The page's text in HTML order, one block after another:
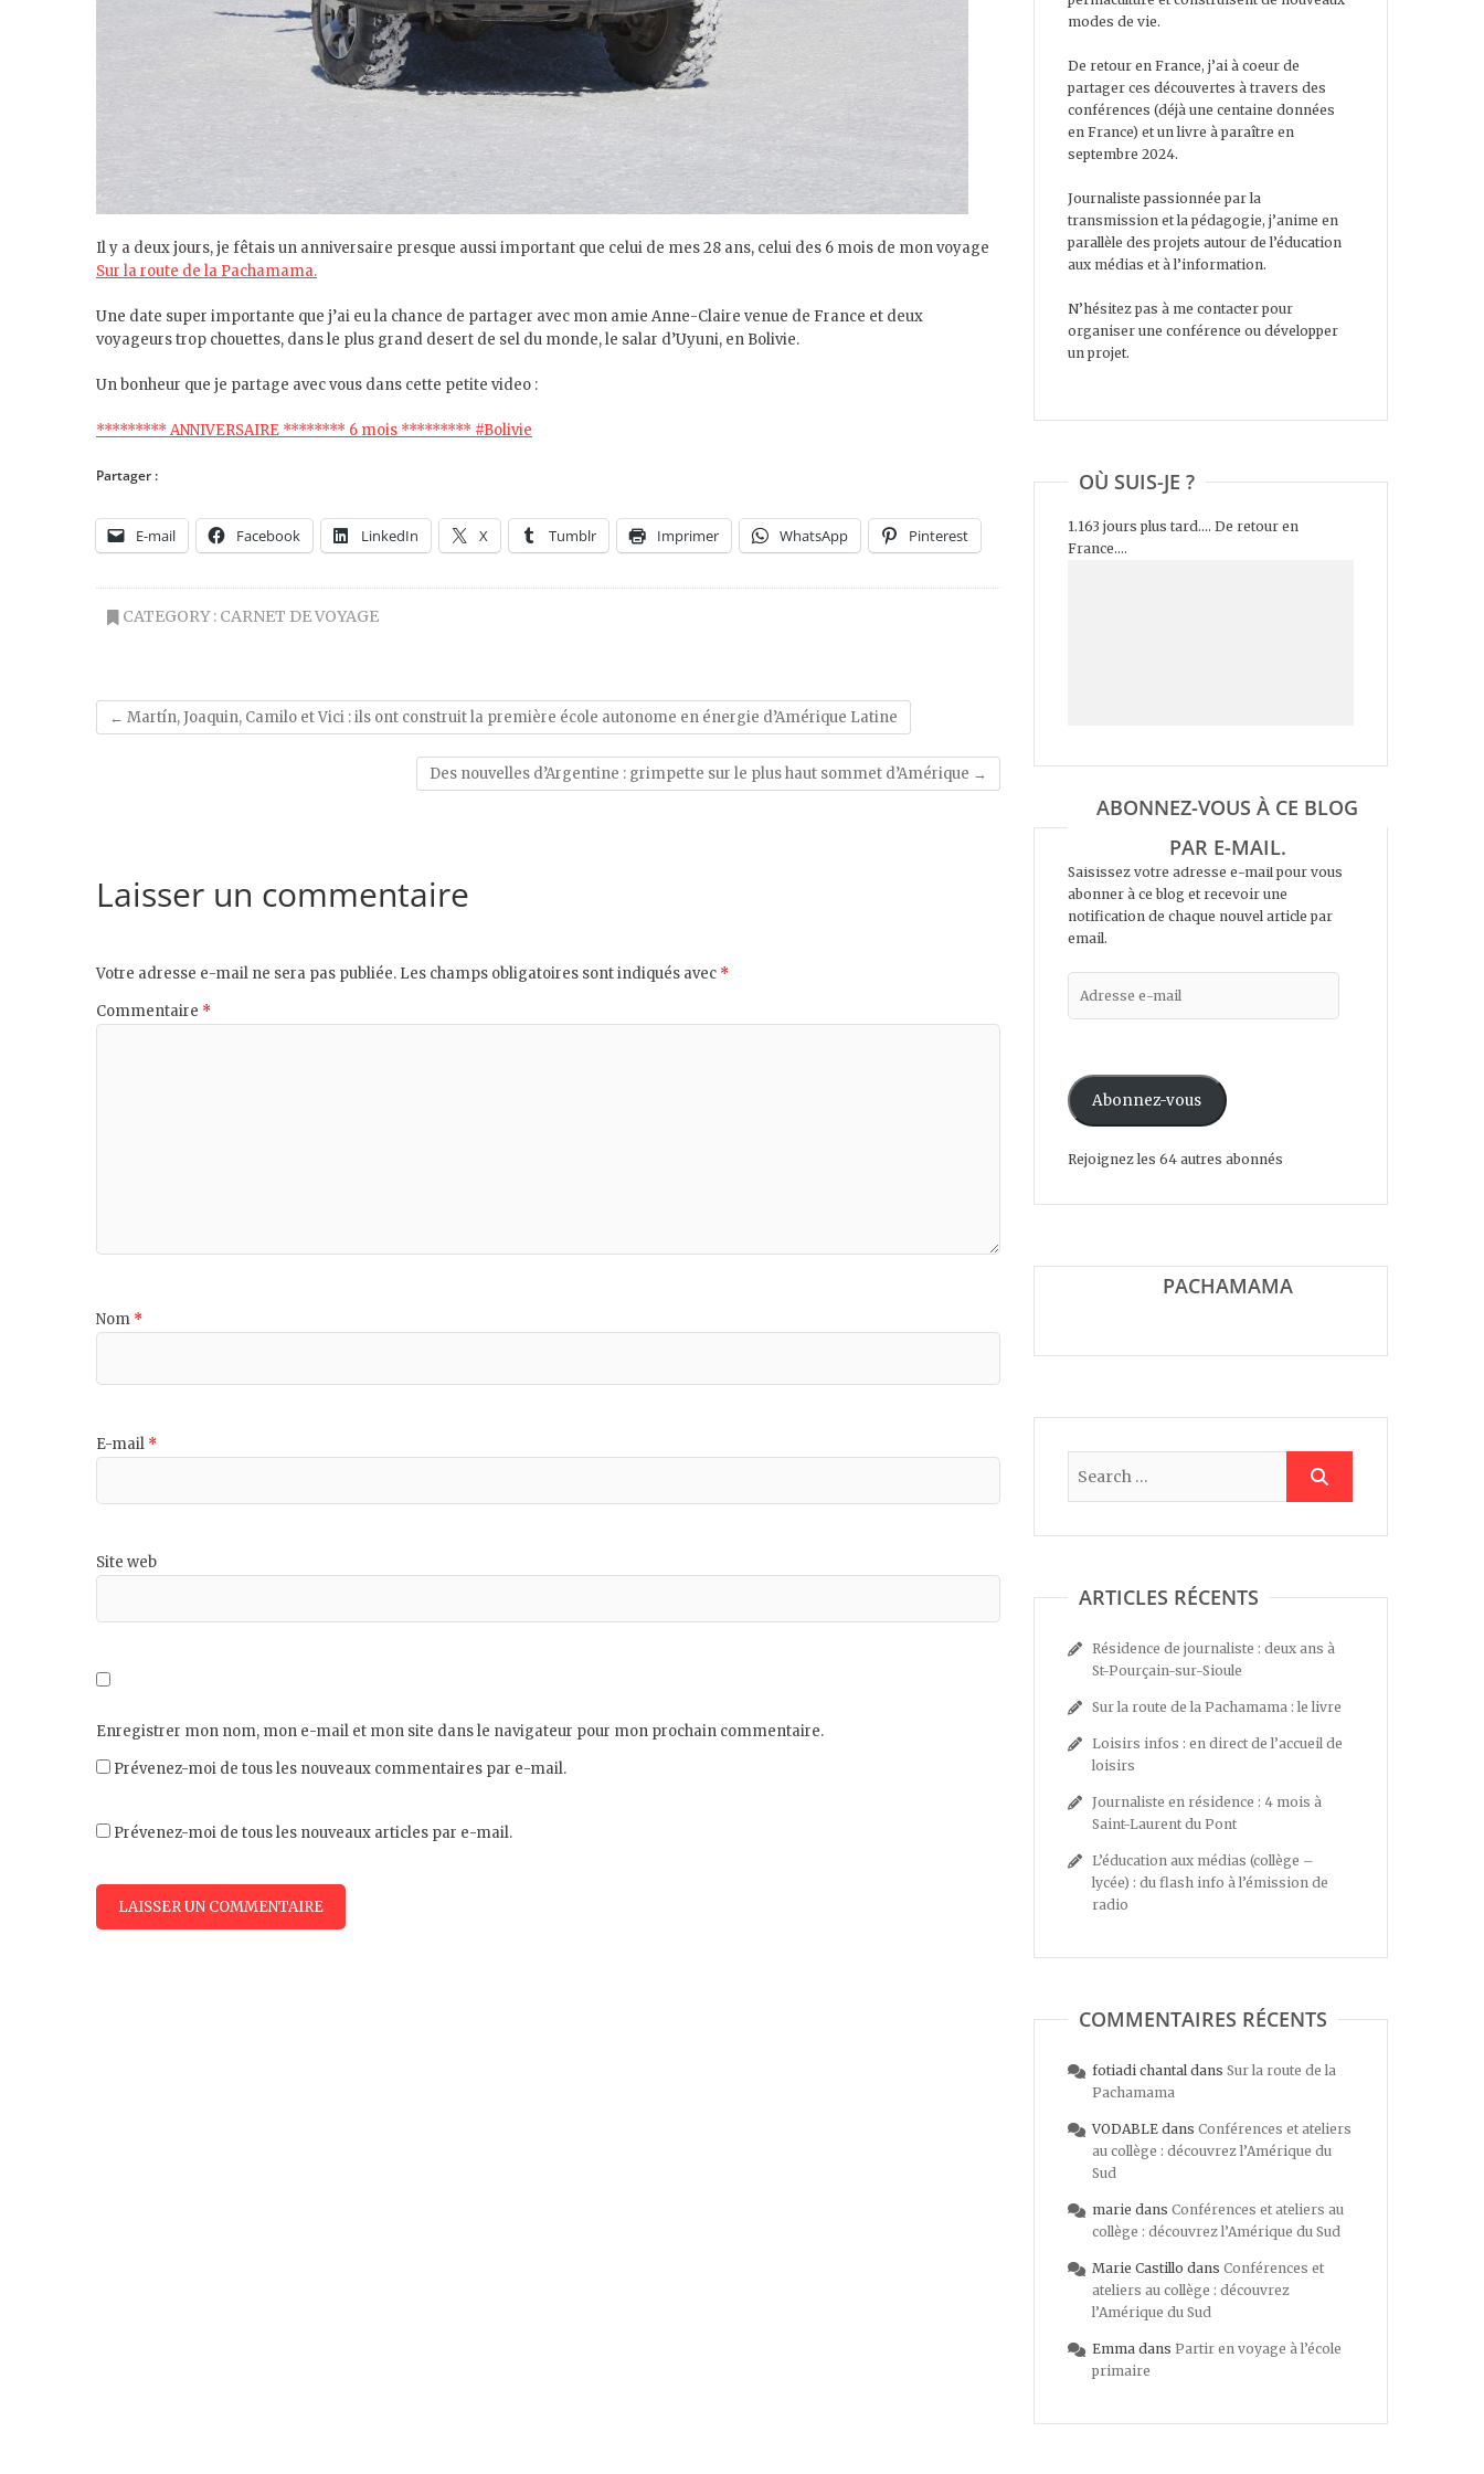
Il y a deux jours, je fêtais un anniversaire presque aussi important que celui de mes 28 ans, celui des 6 mois de mon voyage
Sur la route de la Pachamama.
Une date super importante que j’ai eu la chance de partager avec mon amie Anne-Claire venue de France et deux
voyageurs trop chouettes, dans le plus grand desert de sel du monde, le salar d’Uyuni, en Bolivie.
Un bonheur que je partage avec vous dans cette petite video :
********* ANNIVERSAIRE ******** 6 mois ********* #Bolivie
Partager :
E-mail Facebook LinkedIn X Tumblr Imprimer WhatsApp Pinterest
CATEGORY : CARNET DE VOYAGE
← Martín, Joaquin, Camilo et Vici : ils ont construit la première école autonome en énergie d’Amérique Latine
Des nouvelles d’Argentine : grimpette sur le plus haut sommet d’Amérique →
Laisser un commentaire
Votre adresse e-mail ne sera pas publiée. Les champs obligatoires sont indiqués avec *
Commentaire *
Nom *
E-mail *
Site web
Enregistrer mon nom, mon e-mail et mon site dans le navigateur pour mon prochain commentaire.
Prévenez-moi de tous les nouveaux commentaires par e-mail.
Prévenez-moi de tous les nouveaux articles par e-mail.
modes de vie.
De retour en France, j’ai à coeur de
partager ces découvertes à travers des
conférences (déjà une centaine données
en France) et un livre à paraître en
septembre 2024.
Journaliste passionnée par la
transmission et la pédagogie, j’anime en
parallèle des projets autour de l’éducation
aux médias et à l’information.
N’hésitez pas à me contacter pour
organiser une conférence ou développer
un projet.
OÙ SUIS-JE ?
1.163 jours plus tard.... De retour en
France....
ABONNEZ-VOUS À CE BLOG
PAR E-MAIL.
Saisissez votre adresse e-mail pour vous
abonner à ce blog et recevoir une
notification de chaque nouvel article par
email.
e-
Abonnez-vous
Rejoignez les 64 autres abonnés
PACHAMAMA
ARTICLES RÉCENTS
Résidence de journaliste : deux ans à
St-Pourçain-sur-Sioule
Sur la route de la Pachamama : le livre
Loisirs infos : en direct de l’accueil de
loisirs
Journaliste en résidence : 4 mois à
Saint-Laurent du Pont
L’éducation aux médias (collège –
lycée) : du flash info à l’émission de
radio
COMMENTAIRES RÉCENTS
fotiadi chantal dans Sur la route de la
Pachamama
VODABLE dans Conférences et ateliers
au collège : découvrez l’Amérique du
Sud
marie dans Conférences et ateliers au
collège : découvrez l’Amérique du Sud
Marie Castillo dans Conférences et
ateliers au collège : découvrez
l’Amérique du Sud
Emma dans Partir en voyage à l’école
primaire